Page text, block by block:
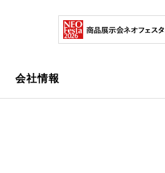
会社情報